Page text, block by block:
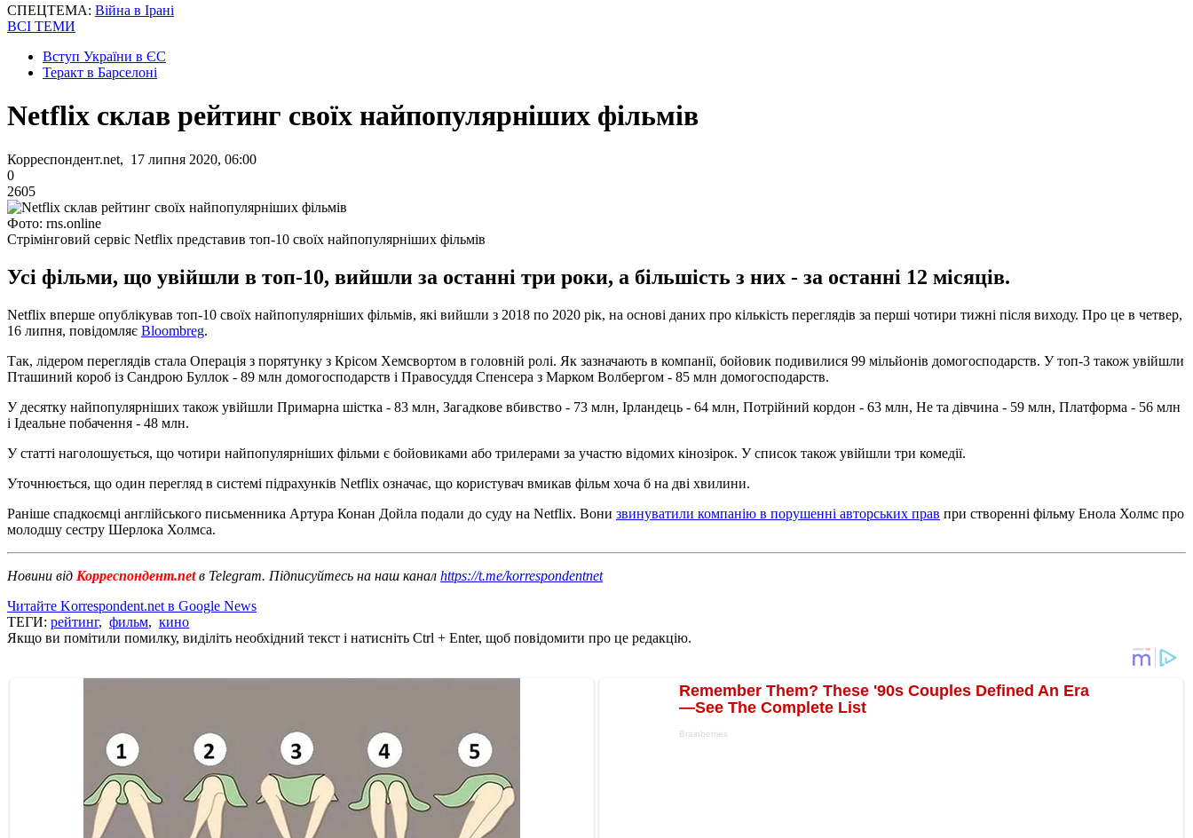
СПЕЦТЕМА: Війна в Ірані
ВСІ ТЕМИ
Вступ України в ЄС
Теракт в Барселоні
Netflix склав рейтинг своїх найпопулярніших фільмів
Корреспондент.net, 17 липня 2020, 06:00
0
2605
Фото: rns.online
Стрімінговий сервіс Netflix представив топ-10 своїх найпопулярніших фільмів
Усі фільми, що увійшли в топ-10, вийшли за останні три роки, а більшість з них - за останні 12 місяців.
Netflix вперше опублікував топ-10 своїх найпопулярніших фільмів, які вийшли з 2018 по 2020 рік, на основі даних про кількість переглядів за перші чотири тижні після виходу. Про це в четвер,
16 липня, повідомляє Bloombreg.
Так, лідером переглядів стала Операція з порятунку з Крісом Хемсвортом в головній ролі. Як зазначають в компанії, бойовик подивилися 99 мільйонів домогосподарств. У топ-3 також увійшли
Пташиний короб із Сандрою Буллок - 89 млн домогосподарств і Правосуддя Спенсера з Марком Волбергом - 85 млн домогосподарств.
У десятку найпопулярніших також увійшли Примарна шістка - 83 млн, Загадкове вбивство - 73 млн, Ірландець - 64 млн, Потрійний кордон - 63 млн, Не та дівчина - 59 млн, Платформа - 56 млн
і Ідеальне побачення - 48 млн.
У статті наголошується, що чотири найпопулярніших фільми є бойовиками або трилерами за участю відомих кінозірок. У список також увійшли три комедії.
Уточнюється, що один перегляд в системі підрахунків Netflix означає, що користувач вмикав фільм хоча б на дві хвилини.
Раніше спадкоємці англійського письменника Артура Конан Дойла подали до суду на Netflix. Вони звинуватили компанію в порушенні авторських прав при створенні фільму Енола Холмс про
молодшу сестру Шерлока Холмса.
Новини від Корреспондент.netв Telegram. Підписуйтесь на наш канал https://t.me/korrespondentnet
Читайте Korrespondent.net в Google News
ТЕГИ: рейтинг, фильм, кино
Якщо ви помітили помилку, виділіть необхідний текст і натисніть Ctrl + Enter, щоб повідомити про це редакцію.